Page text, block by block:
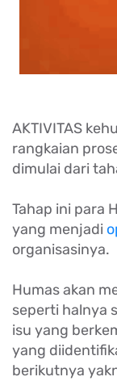
AKTIVITAS
rangkaian
dimulai dari
Tahap ini para
yang menjadi
organisasinya.
Humas akan
seperti halnya
isu yang
yang
berikutnya